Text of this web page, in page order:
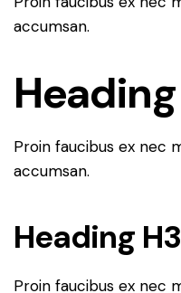
accumsan.
Proin faucibus ex nec
accumsan.
Heading H3
Proin faucibus ex nec